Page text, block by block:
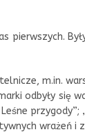
m.in.
odbyły
wrażeń i